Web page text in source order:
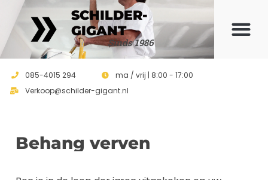
SCHILDER-
GIGANT
Sinds 1986
085-4015 294
ma / vrij | 8:00 - 17:00
Verkoop@schilder-gigant.nl
Behang verven